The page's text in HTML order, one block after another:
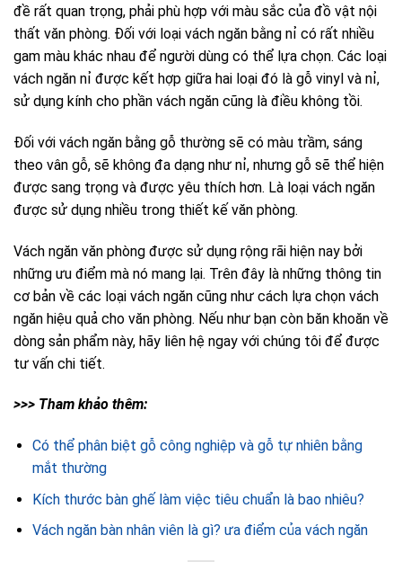
đề rất quan trọng, phải phù hợp với màu sắc của đồ vật nội
thất văn phòng. Đối với loại vách ngăn bằng nỉ có rất nhiều
gam màu khác nhau để người dùng có thể lựa chọn. Các loại
vách ngăn nỉ được kết hợp giữa hai loại đó là gỗ vinyl và nỉ,
sử dụng kính cho phần vách ngăn cũng là điều không tồi.
Đối với vách ngăn bằng gỗ thường sẽ có màu trầm, sáng
theo vân gỗ, sẽ không đa dạng như nỉ, nhưng gỗ sẽ thể hiện
được sang trọng và được yêu thích hơn. Là loại vách ngăn
được sử dụng nhiều trong thiết kế văn phòng.
Vách ngăn văn phòng được sử dụng rộng rãi hiện nay bởi
những ưu điểm mà nó mang lại. Trên đây là những thông tin
cơ bản về các loại vách ngăn cũng như cách lựa chọn vách
ngăn hiệu quả cho văn phòng. Nếu như bạn còn băn khoăn về
dòng sản phẩm này, hãy liên hệ ngay với chúng tôi để được
tư vấn chi tiết.
>>> Tham khảo thêm:
Có thể phân biệt gỗ công nghiệp và gỗ tự nhiên bằng
mắt thường
Kích thước bàn ghế làm việc tiêu chuẩn là bao nhiêu?
Vách ngăn bàn nhân viên là gì? ưa điểm của vách ngăn